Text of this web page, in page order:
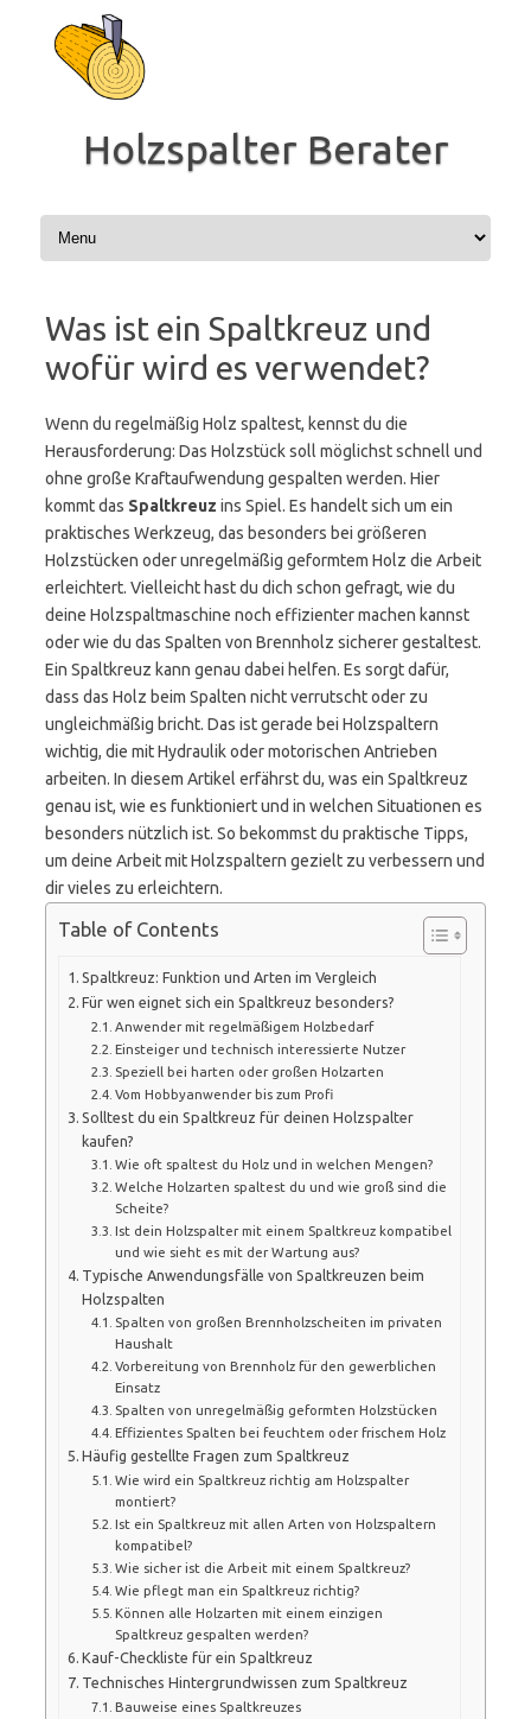
Inhalt
springen
Holzspalter Berater
Was ist ein Spaltkreuz und
wofür wird es verwendet?
Wenn du regelmäßig Holz spaltest, kennst du die
Herausforderung: Das Holzstück soll möglichst schnell und
ohne große Kraftaufwendung gespalten werden. Hier
kommt das Spaltkreuz ins Spiel. Es handelt sich um ein
praktisches Werkzeug, das besonders bei größeren
Holzstücken oder unregelmäßig geformtem Holz die Arbeit
erleichtert. Vielleicht hast du dich schon gefragt, wie du
deine Holzspaltmaschine noch effizienter machen kannst
oder wie du das Spalten von Brennholz sicherer gestaltest.
Ein Spaltkreuz kann genau dabei helfen. Es sorgt dafür,
dass das Holz beim Spalten nicht verrutscht oder zu
ungleichmäßig bricht. Das ist gerade bei Holzspaltern
wichtig, die mit Hydraulik oder motorischen Antrieben
arbeiten. In diesem Artikel erfährst du, was ein Spaltkreuz
genau ist, wie es funktioniert und in welchen Situationen es
besonders nützlich ist. So bekommst du praktische Tipps,
um deine Arbeit mit Holzspaltern gezielt zu verbessern und
dir vieles zu erleichtern.
Table of Contents
Spaltkreuz: Funktion und Arten im Vergleich
Für wen eignet sich ein Spaltkreuz besonders?
Anwender mit regelmäßigem Holzbedarf
Einsteiger und technisch interessierte Nutzer
Speziell bei harten oder großen Holzarten
Vom Hobbyanwender bis zum Profi
Solltest du ein Spaltkreuz für deinen Holzspalter
kaufen?
Wie oft spaltest du Holz und in welchen Mengen?
Welche Holzarten spaltest du und wie groß sind die
Scheite?
Ist dein Holzspalter mit einem Spaltkreuz kompatibel
und wie sieht es mit der Wartung aus?
Typische Anwendungsfälle von Spaltkreuzen beim
Holzspalten
Spalten von großen Brennholzscheiten im privaten
Haushalt
Vorbereitung von Brennholz für den gewerblichen
Einsatz
Spalten von unregelmäßig geformten Holzstücken
Effizientes Spalten bei feuchtem oder frischem Holz
Häufig gestellte Fragen zum Spaltkreuz
Wie wird ein Spaltkreuz richtig am Holzspalter
montiert?
Ist ein Spaltkreuz mit allen Arten von Holzspaltern
kompatibel?
Wie sicher ist die Arbeit mit einem Spaltkreuz?
Wie pflegt man ein Spaltkreuz richtig?
Können alle Holzarten mit einem einzigen
Spaltkreuz gespalten werden?
Kauf-Checkliste für ein Spaltkreuz
Technisches Hintergrundwissen zum Spaltkreuz
Bauweise eines Spaltkreuzes